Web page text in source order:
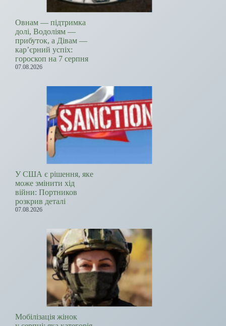
Овнам — підтримка
долі, Водоліям —
прибуток, а Дівам —
кар’єрний успіх:
гороскоп на 7 серпня
07.08.2026
У США є рішення, яке
може змінити хід
війни: Портников
розкрив деталі
07.08.2026
Мобілізація жінок